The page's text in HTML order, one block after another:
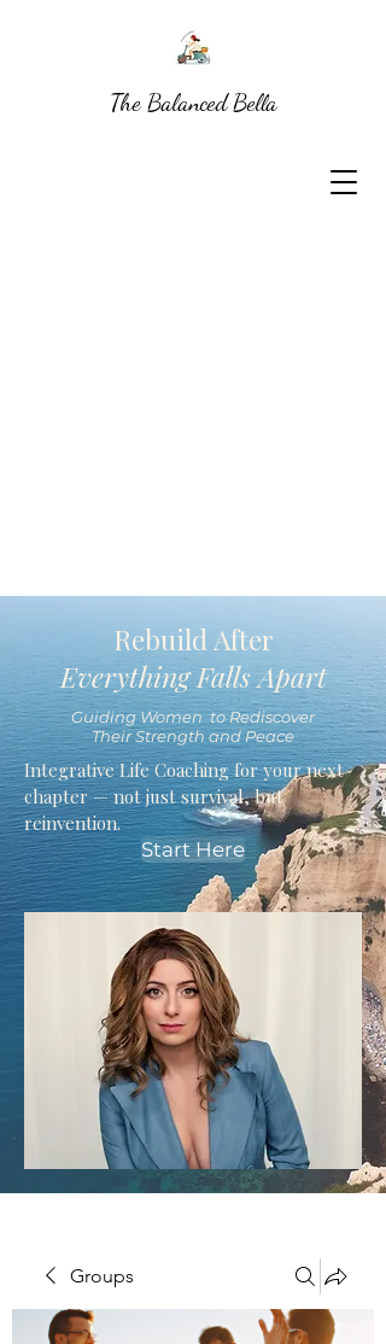
Rebuild After
Everything Falls Apart
Guiding Women to Rediscover
Their Strength and Peace
Integrative Life Coaching for your next
chapter — not just survival, but
reinvention.
Start Here
The Balanced Bella
Groups